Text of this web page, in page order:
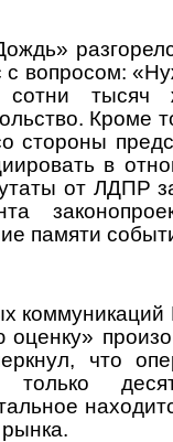
вопросом:
сотни
Кроме
стороны
в
от ЛДПР
памяти
оценку»
что